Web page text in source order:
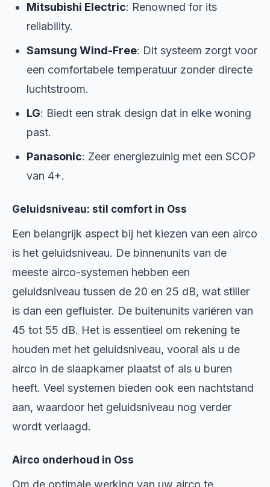
Mitsubishi Electric: Renowned for its
reliability.
Samsung Wind-Free: Dit systeem zorgt voor
een comfortabele temperatuur zonder directe
luchtstroom.
LG: Biedt een strak design dat in elke woning
past.
Panasonic: Zeer energiezuinig met een SCOP
van 4+.
Geluidsniveau: stil comfort in Oss
Een belangrijk aspect bij het kiezen van een airco
is het geluidsniveau. De binnenunits van de
meeste airco-systemen hebben een
geluidsniveau tussen de 20 en 25 dB, wat stiller
is dan een gefluister. De buitenunits variëren van
45 tot 55 dB. Het is essentieel om rekening te
houden met het geluidsniveau, vooral als u de
airco in de slaapkamer plaatst of als u buren
heeft. Veel systemen bieden ook een nachtstand
aan, waardoor het geluidsniveau nog verder
wordt verlaagd.
Airco onderhoud in Oss
Om de optimale werking van uw airco te